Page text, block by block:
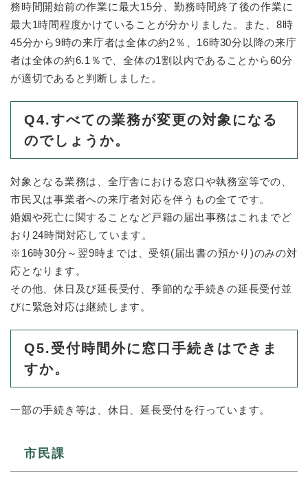
務時間開始前の作業に最大15分、勤務時間終了後の作業に
最大1時間程度かけていることが分かりました。また、8時
45分から9時の来庁者は全体の約2％、16時30分以降の来庁
者は全体の約6.1％で、全体の1割以内であることから60分
が適切であると判断しました。
Q4.すべての業務が変更の対象になる
のでしょうか。
対象となる業務は、全庁舎における窓口や執務室等での、
市民又は事業者への来庁者対応を伴うもの全てです。
婚姻や死亡に関することなど戸籍の届出事務はこれまでど
おり24時間対応しています。
※16時30分～翌9時までは、受領(届出書の預かり)のみの対
応となります。
その他、休日及び延長受付、季節的な手続きの延長受付並
びに緊急対応は継続します。
Q5.受付時間外に窓口手続きはできま
すか。
一部の手続き等は、休日、延長受付を行っています。
市民課